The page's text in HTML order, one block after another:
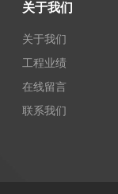
关于我们
关于我们
工程业绩
在线留言
联系我们